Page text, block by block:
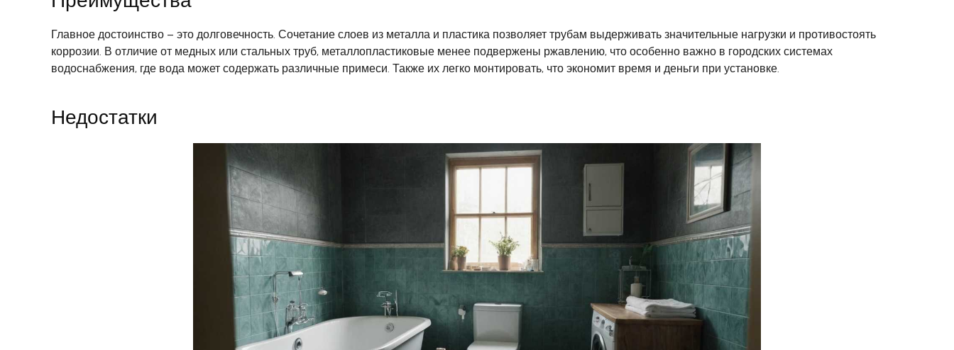
Главное достоинство – это долговечность. Сочетание слоев из металла и пластика позволяет трубам выдерживать значительные нагрузки и противостоять
коррозии. В отличие от медных или стальных труб, металлопластиковые менее подвержены ржавлению, что особенно важно в городских системах
водоснабжения, где вода может содержать различные примеси. Также их легко монтировать, что экономит время и деньги при установке.
Недостатки